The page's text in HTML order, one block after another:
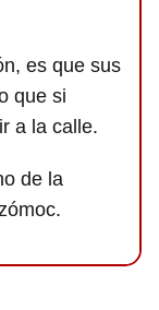
es que sus
que si
a la calle.
de la